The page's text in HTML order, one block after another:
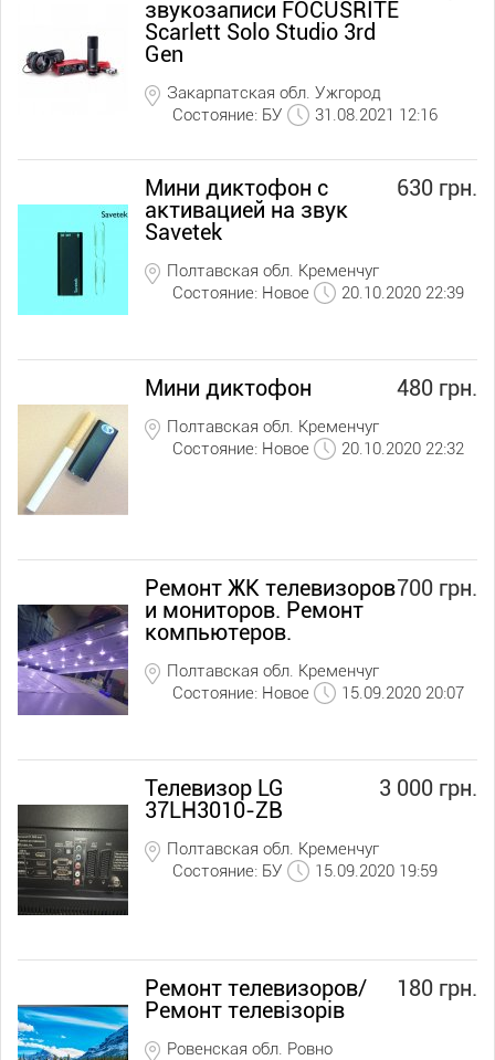
звукозаписи FOCUSRITE
Scarlett Solo Studio 3rd
Gen
Закарпатская обл. Ужгород
Состояние: БУ
31.08.2021 12:16
630 грн.
Мини диктофон с
активацией на звук
Savetek
Полтавская обл. Кременчуг
Состояние: Новое
20.10.2020 22:39
480 грн.
Мини диктофон
Полтавская обл. Кременчуг
Состояние: Новое
20.10.2020 22:32
700 грн.
Ремонт ЖК телевизоров
и мониторов. Ремонт
компьютеров.
Полтавская обл. Кременчуг
Состояние: Новое
15.09.2020 20:07
3 000 грн.
Телевизор LG
37LH3010-ZB
Полтавская обл. Кременчуг
Состояние: БУ
15.09.2020 19:59
180 грн.
Ремонт телевизоров/
Ремонт телевiзорiв
Ровенская обл. Ровно